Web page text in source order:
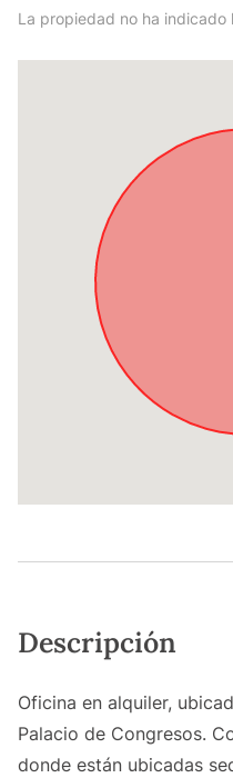
La propiedad no ha indicado
Descripción
Oficina en alquiler,
Palacio de Congresos.
donde están ubicadas